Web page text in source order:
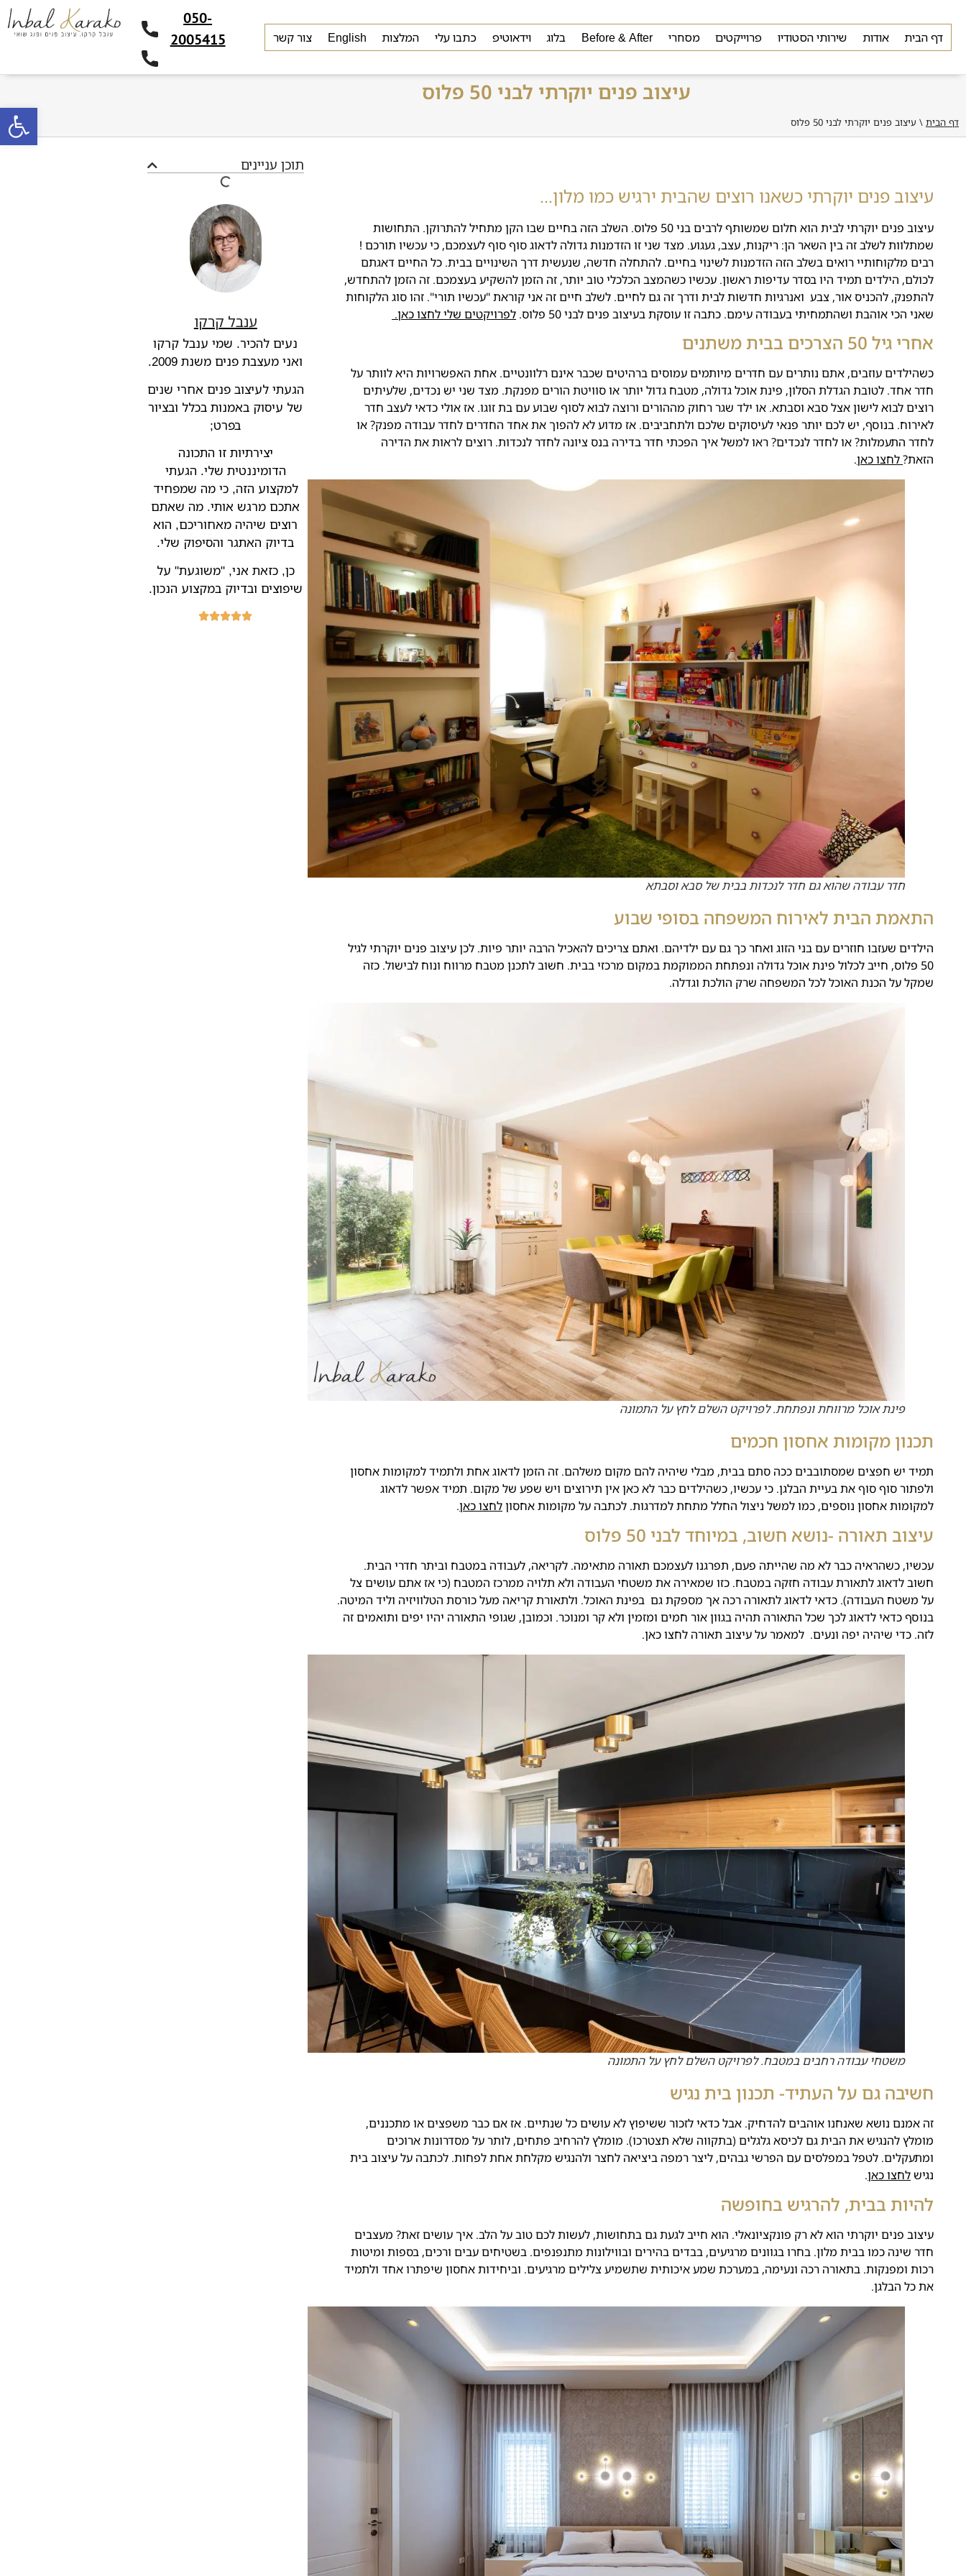
דף הבית אודות שירותי הסטודיו פרוייקטים מסחרי Before & After בלוג וידאוטיפ כתבו עלי המלצות English צור קשר
050-
2005415
עיצוב פנים יוקרתי לבני 50 פלוס
דף הבית \ עיצוב פנים יוקרתי לבני 50 פלוס
עיצוב פנים יוקרתי כשאנו רוצים שהבית ירגיש כמו מלון...
עיצוב פנים יוקרתי לבית הוא חלום שמשותף לרבים בני 50 פלוס. השלב הזה בחיים שבו הקן מתחיל להתרוקן. התחושות
שמתלוות לשלב זה בין השאר הן: ריקנות, עצב, געגוע. מצד שני זו הזדמנות גדולה לדאוג סוף סוף לעצמכם, כי עכשיו תורכם !
רבים מלקוחותיי רואים בשלב הזה הזדמנות לשינוי בחיים. להתחלה חדשה, שנעשית דרך השינויים בבית. כל החיים דאגתם
לכולם, הילדים תמיד היו בסדר עדיפות ראשון. עכשיו כשהמצב הכלכלי טוב יותר, זה הזמן להשקיע בעצמכם. זה הזמן להתחדש,
להתפנק, להכניס אור, צבע ואנרגיות חדשות לבית ודרך זה גם לחיים. לשלב חיים זה אני קוראת "עכשיו תורי". זהו סוג הלקוחות
שאני הכי אוהבת ושהתמחיתי בעבודה עימם. כתבה זו עוסקת בעיצוב פנים לבני 50 פלוס.
לפרויקטים שלי לחצו כאן.
אחרי גיל 50 הצרכים בבית משתנים
כשהילדים עוזבים, אתם נותרים עם חדרים מיותמים עמוסים ברהיטים שכבר אינם רלוונטיים. אחת האפשרויות היא לוותר על
חדר אחד. לטובת הגדלת הסלון, פינת אוכל גדולה, מטבח גדול יותר או סוויטת הורים מפנקת. מצד שני יש נכדים, שלעיתים
רוצים לבוא לישון אצל סבא וסבתא. או ילד שגר רחוק מההורים ורוצה לבוא לסוף שבוע עם בת זוגו. אז אולי כדאי לעצב חדר
לאירוח. בנוסף, יש לכם יותר פנאי לעיסוקים שלכם ולתחביבים. אז מדוע לא להפוך את אחד החדרים לחדר עבודה מפנק? או
לחדר התעמלות? או לחדר לנכדים? ראו למשל איך הפכתי חדר בדירה בנס ציונה לחדר לנכדות. רוצים לראות את הדירה
הזאת?לחצו כאן.
חדר עבודה שהוא גם חדר לנכדות בבית של סבא וסבתא
התאמת הבית לאירוח המשפחה בסופי שבוע
הילדים שעזבו חוזרים עם בני הזוג ואחר כך גם עם ילדיהם. ואתם צריכים להאכיל הרבה יותר פיות. לכן עיצוב פנים יוקרתי לגיל
50 פלוס, חייב לכלול פינת אוכל גדולה ונפתחת הממוקמת במקום מרכזי בבית. חשוב לתכנן מטבח מרווח ונוח לבישול. כזה
שמקל על הכנת האוכל לכל המשפחה שרק הולכת וגדלה.
פינת אוכל מרווחת ונפתחת. לפרויקט השלם לחץ על התמונה
תכנון מקומות אחסון חכמים
תמיד יש חפצים שמסתובבים ככה סתם בבית, מבלי שיהיה להם מקום משלהם. זה הזמן לדאוג אחת ולתמיד למקומות אחסון
ולפתור סוף סוף את בעיית הבלגן. כי עכשיו, כשהילדים כבר לא כאן אין תירוצים ויש שפע של מקום. תמיד אפשר לדאוג
למקומות אחסון נוספים, כמו למשל ניצול החלל מתחת למדרגות. לכתבה על מקומות אחסוןלחצו כאן.
עיצוב תאורה -נושא חשוב, במיוחד לבני 50 פלוס
עכשיו, כשהראיה כבר לא מה שהייתה פעם, תפרגנו לעצמכם תאורה מתאימה. לקריאה, לעבודה במטבח וביתר חדרי הבית.
חשוב לדאוג לתאורת עבודה חזקה במטבח. כזו שמאירה את משטחי העבודה ולא תלויה ממרכז המטבח (כי אז אתם עושים צל
על משטח העבודה). כדאי לדאוג לתאורה רכה אך מספקת גם בפינת האוכל. ולתאורת קריאה מעל כורסת הטלוויזיה וליד המיטה.
בנוסף כדאי לדאוג לכך שכל התאורה תהיה בגוון אור חמים ומזמין ולא קר ומנוכר. וכמובן, שגופי התאורה יהיו יפים ותואמים זה
לזה. כדי שיהיה יפה ונעים. למאמר על עיצוב תאורה לחצו כאן.
משטחי עבודה רחבים במטבח. לפרויקט השלם לחץ על התמונה
חשיבה גם על העתיד- תכנון בית נגיש
זה אמנם נושא שאנחנו אוהבים להדחיק. אבל כדאי לזכור ששיפוץ לא עושים כל שנתיים. אז אם כבר משפצים או מתכננים,
מומלץ להנגיש את הבית גם לכיסא גלגלים (בתקווה שלא תצטרכו). מומלץ להרחיב פתחים, לותר על מסדרונות ארוכים
ומתעקלים. לטפל במפלסים עם הפרשי גבהים, ליצר רמפה ביציאה לחצר ולהנגיש מקלחת אחת לפחות. לכתבה על עיצוב בית
נגיש לחצו כאן.
להיות בבית, להרגיש בחופשה
עיצוב פנים יוקרתי הוא לא רק פונקציונאלי. הוא חייב לגעת גם בתחושות, לעשות לכם טוב על הלב. איך עושים זאת? מעצבים
חדר שינה כמו בבית מלון. בחרו בגוונים מרגיעים, בבדים בהירים ובווילונות מתנפנפים. בשטיחים עבים ורכים, בספות ומיטות
רכות ומפנקות. בתאורה רכה ונעימה, במערכת שמע איכותית שתשמיע צלילים מרגיעים. וביחידות אחסון שיפתרו אחד ולתמיד
את כל הבלגן.
תוכן עניינים
ענבל קרקו
נעים להכיר. שמי ענבל קרקו
ואני מעצבת פנים משנת 2009.
הגעתי לעיצוב פנים אחרי שנים
של עיסוק באמנות בכלל ובציור
בפרט;
יצירתיות זו התכונה
הדומיננטית שלי. הגעתי
למקצוע הזה, כי מה שמפחיד
אתכם מרגש אותי. מה שאתם
רוצים שיהיה מאחוריכם, הוא
בדיוק האתגר והסיפוק שלי.
כן, כזאת אני, "משוגעת" על
שיפוצים ובדיוק במקצוע הנכון.
פתח